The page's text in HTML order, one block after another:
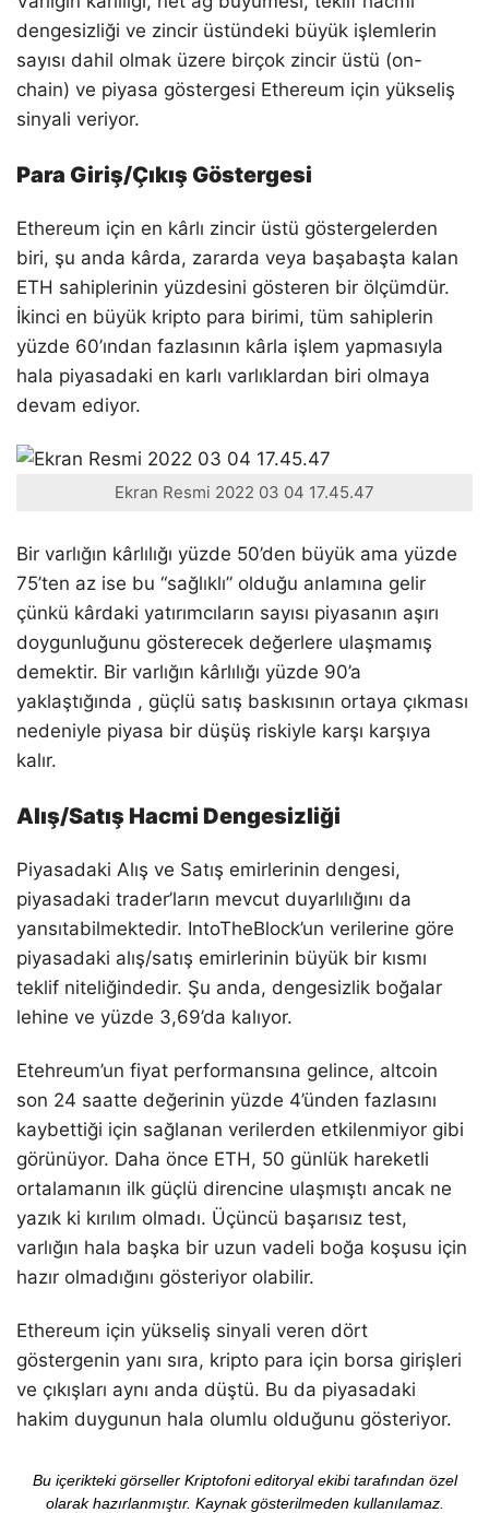
dengesizliği ve zincir üstündeki büyük işlemlerin
sayısı dahil olmak üzere birçok zincir üstü (on-
chain) ve piyasa göstergesi Ethereum için yükseliş
sinyali veriyor.
Para Giriş/Çıkış Göstergesi
Ethereum için en kârlı zincir üstü göstergelerden
biri, şu anda kârda, zararda veya başabaşta kalan
ETH sahiplerinin yüzdesini gösteren bir ölçümdür.
İkinci en büyük kripto para birimi, tüm sahiplerin
yüzde 60’ından fazlasının kârla işlem yapmasıyla
hala piyasadaki en karlı varlıklardan biri olmaya
devam ediyor.
Ekran Resmi 2022 03 04 17.45.47
Bir varlığın kârlılığı yüzde 50’den büyük ama yüzde
75’ten az ise bu “sağlıklı” olduğu anlamına gelir
çünkü kârdaki yatırımcıların sayısı piyasanın aşırı
doygunluğunu gösterecek değerlere ulaşmamış
demektir. Bir varlığın kârlılığı yüzde 90’a
yaklaştığında , güçlü satış baskısının ortaya çıkması
nedeniyle piyasa bir düşüş riskiyle karşı karşıya
kalır.
Alış/Satış Hacmi Dengesizliği
Piyasadaki Alış ve Satış emirlerinin dengesi,
piyasadaki trader’ların mevcut duyarlılığını da
yansıtabilmektedir. IntoTheBlock’un verilerine göre
piyasadaki alış/satış emirlerinin büyük bir kısmı
teklif niteliğindedir. Şu anda, dengesizlik boğalar
lehine ve yüzde 3,69’da kalıyor.
Etehreum’un fiyat performansına gelince, altcoin
son 24 saatte değerinin yüzde 4’ünden fazlasını
kaybettiği için sağlanan verilerden etkilenmiyor gibi
görünüyor. Daha önce ETH, 50 günlük hareketli
ortalamanın ilk güçlü direncine ulaşmıştı ancak ne
yazık ki kırılım olmadı. Üçüncü başarısız test,
varlığın hala başka bir uzun vadeli boğa koşusu için
hazır olmadığını gösteriyor olabilir.
Ethereum için yükseliş sinyali veren dört
göstergenin yanı sıra, kripto para için borsa girişleri
ve çıkışları aynı anda düştü. Bu da piyasadaki
hakim duygunun hala olumlu olduğunu gösteriyor.
Bu içerikteki görseller Kriptofoni editoryal ekibi tarafından özel
olarak hazırlanmıştır. Kaynak gösterilmeden kullanılamaz.